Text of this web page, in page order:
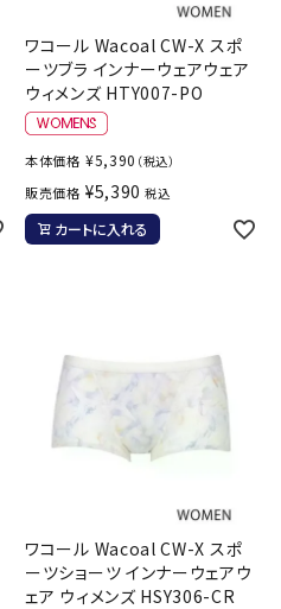
ワコール Wacoal CW-X スポ
ーツブラ インナーウェアウェア
ウィメンズ HTY007-PO
本体価格 ¥5,390 （税込）
販売価格 ¥5,390 税込
カートに入れる
ワコール Wacoal CW-X スポ
ーツショーツ インナーウェアウ
ェア ウィメンズ HSY306-CR